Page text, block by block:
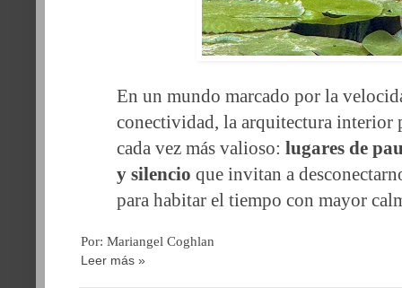
En un mundo marcado por la
conectividad, la arquitectura interior
cada vez más valioso: lugares de
y silencio que invitan a
para habitar el tiempo con mayor
Por: Mariangel Coghlan
Leer más »